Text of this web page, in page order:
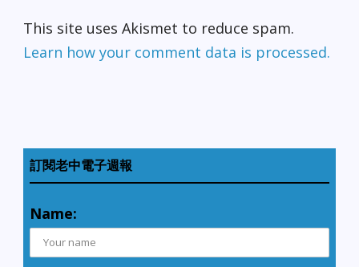
This site uses Akismet to reduce spam.
Learn how your comment data is processed.
訂閱老中電子週報
Name: